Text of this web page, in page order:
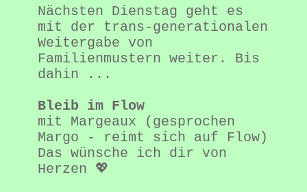
Nächsten Dienstag geht es
mit der trans-generationalen
Weitergabe von
Familienmustern weiter. Bis
dahin ...
Bleib im Flow
mit Margeaux (gesprochen
Margo - reimt sich auf Flow)
Das wünsche ich dir von
Herzen 💖